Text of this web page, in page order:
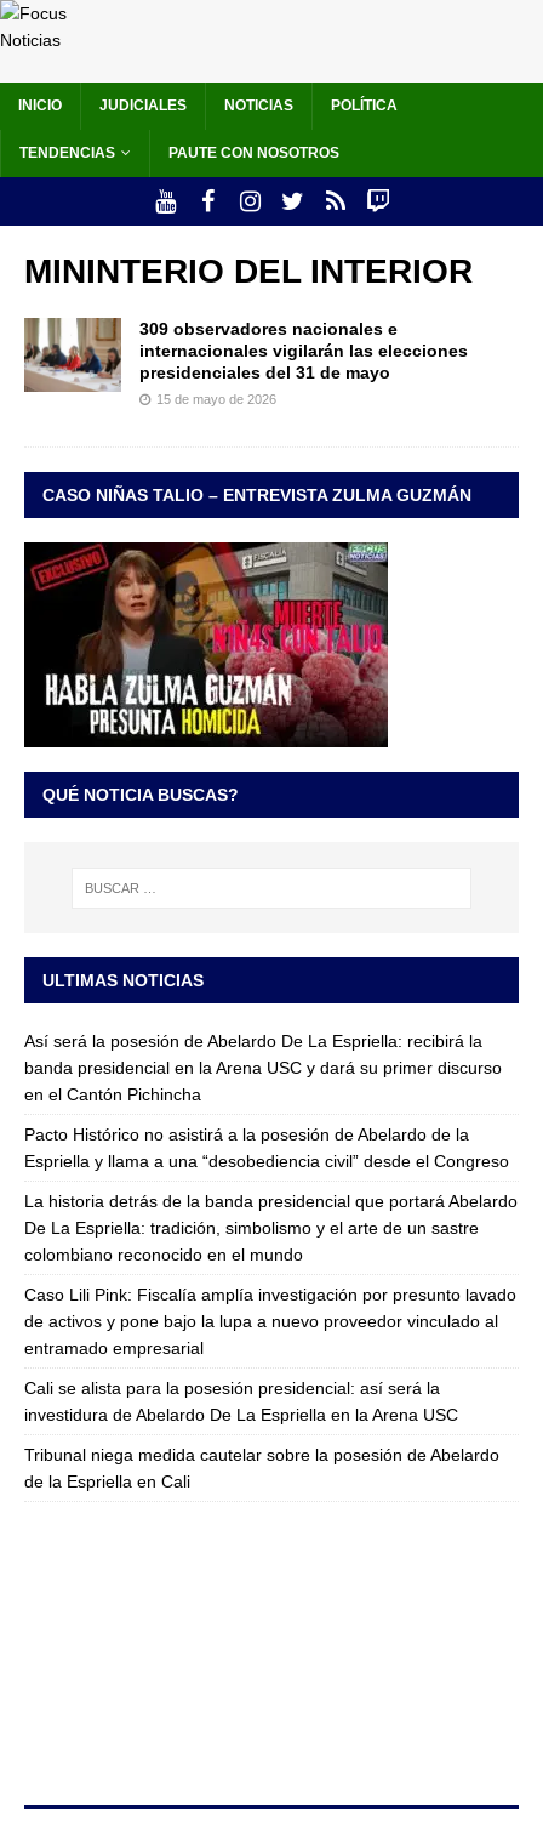
INICIO JUDICIALES NOTICIAS POLÍTICA
TENDENCIAS PAUTE CON NOSOTROS
MININTERIO DEL INTERIOR
309 observadores nacionales e
internacionales vigilarán las elecciones
presidenciales del 31 de mayo
15 de mayo de 2026
CASO NIÑAS TALIO – ENTREVISTA ZULMA GUZMÁN
QUÉ NOTICIA BUSCAS?
ULTIMAS NOTICIAS
Así será la posesión de Abelardo De La Espriella: recibirá la
banda presidencial en la Arena USC y dará su primer discurso
en el Cantón Pichincha
Pacto Histórico no asistirá a la posesión de Abelardo de la
Espriella y llama a una “desobediencia civil” desde el Congreso
La historia detrás de la banda presidencial que portará Abelardo
De La Espriella: tradición, simbolismo y el arte de un sastre
colombiano reconocido en el mundo
Caso Lili Pink: Fiscalía amplía investigación por presunto lavado
de activos y pone bajo la lupa a nuevo proveedor vinculado al
entramado empresarial
Cali se alista para la posesión presidencial: así será la
investidura de Abelardo De La Espriella en la Arena USC
Tribunal niega medida cautelar sobre la posesión de Abelardo
de la Espriella en Cali